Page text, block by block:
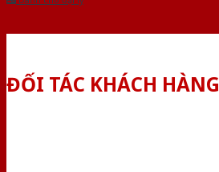
ĐỐI TÁC KHÁCH HÀNG